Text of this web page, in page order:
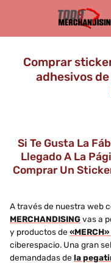
Comprar
adhesivos
Si Te Gusta La
Llegado A La
Comprar Un
A través de nuestra web
MERCHANDISINGvas a
y productos de «MERCH»
ciberespacio. Una gran
demandadas de la